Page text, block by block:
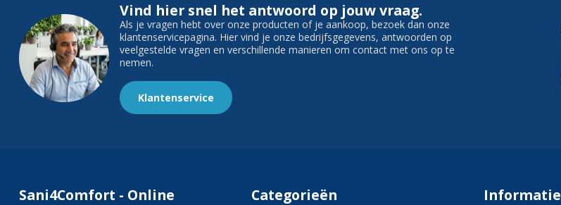
Vind hier snel het antwoord op jouw vraag.
Als je vragen hebt over onze producten of je aankoop, bezoek dan onze
klantenservicepagina. Hier vind je onze bedrijfsgegevens, antwoorden op
veelgestelde vragen en verschillende manieren om contact met ons op te
nemen.
Klantenservice
Sani4Comfort - Online
Categorieën Informatie